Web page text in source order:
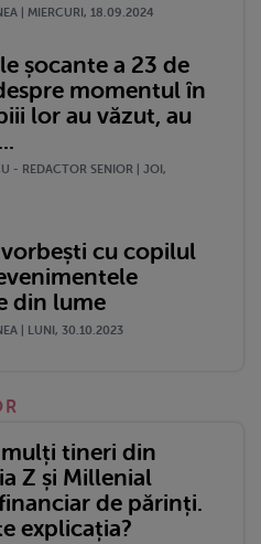
| MIERCURI, 18.09.2024
șocante a 23 de
momentul în
lor au văzut, au
- REDACTOR SENIOR | JOI,
vorbești cu copilul
din lume
| LUNI, 30.10.2023
mulți tineri din
Z și Millenial
de părinți.
explicația?